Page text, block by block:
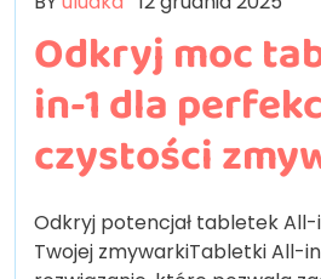
Odkryj moc
in-1 dla
czystości
Odkryj potencjał tabletek
Twojej zmywarkiTabletki All-